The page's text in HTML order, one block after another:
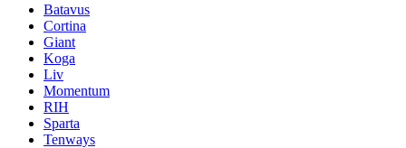
Batavus
Cortina
Giant
Koga
Liv
Momentum
RIH
Sparta
Tenways